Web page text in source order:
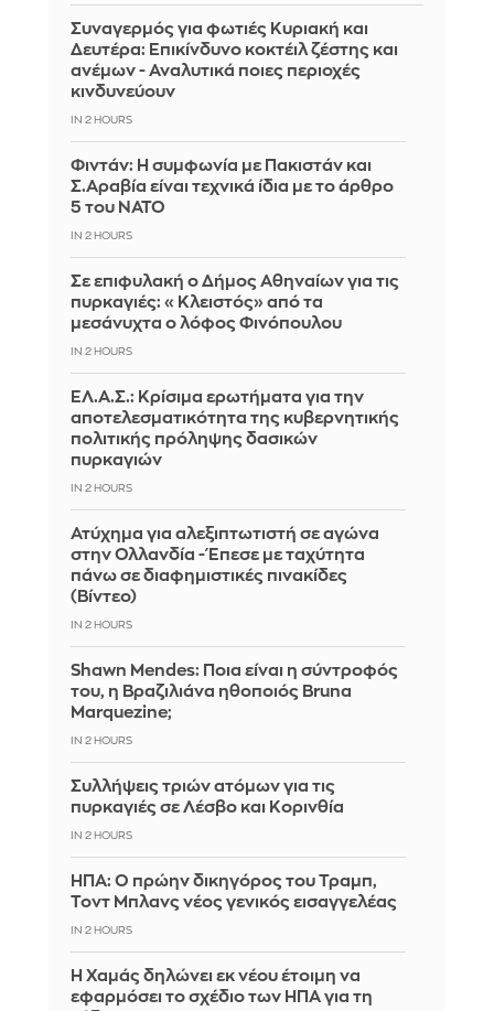
Συναγερμός για φωτιές Κυριακή και
Δευτέρα: Επικίνδυνο κοκτέιλ ζέστης και
ανέμων - Αναλυτικά ποιες περιοχές
κινδυνεύουν
IN 2 HOURS
Φιντάν: Η συμφωνία με Πακιστάν και
Σ.Αραβία είναι τεχνικά ίδια με το άρθρο
5 του ΝΑΤΟ
IN 2 HOURS
Σε επιφυλακή ο Δήμος Αθηναίων για τις
πυρκαγιές: «Κλειστός» από τα
μεσάνυχτα ο λόφος Φινόπουλου
IN 2 HOURS
ΕΛ.Α.Σ.: Κρίσιμα ερωτήματα για την
αποτελεσματικότητα της κυβερνητικής
πολιτικής πρόληψης δασικών
πυρκαγιών
IN 2 HOURS
Ατύχημα για αλεξιπτωτιστή σε αγώνα
στην Ολλανδία - Έπεσε με ταχύτητα
πάνω σε διαφημιστικές πινακίδες
(Βίντεο)
IN 2 HOURS
Shawn Mendes: Ποια είναι η σύντροφός
του, η Βραζιλιάνα ηθοποιός Bruna
Marquezine;
IN 2 HOURS
Συλλήψεις τριών ατόμων για τις
πυρκαγιές σε Λέσβο και Κορινθία
IN 2 HOURS
ΗΠΑ: Ο πρώην δικηγόρος του Τραμπ,
Τοντ Μπλανς νέος γενικός εισαγγελέας
IN 2 HOURS
Η Χαμάς δηλώνει εκ νέου έτοιμη να
εφαρμόσει το σχέδιο των ΗΠΑ για τη